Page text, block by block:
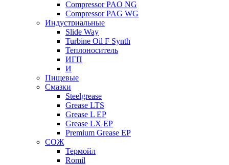
Compressor PAO NG
Compressor PAG WG
Индустриальные
Slide Way
Turbine Oil F Synth
Теплоноситель
ИГП
И
Пищевые
Смазки
Steelgrease
Grease LTS
Grease L EP
Grease LX EP
Premium Grease EP
СОЖ
Термойл
Romil